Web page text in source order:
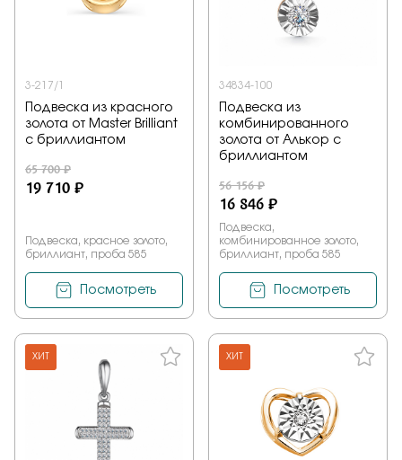
3-217/1
Подвеска из красного
золота от Master Brilliant
с бриллиантом
65 700 ₽
19 710 ₽
Подвеска, красное золото,
бриллиант, проба 585
Посмотреть
34834-100
Подвеска из
комбинированного
золота от Алькор с
бриллиантом
56 156 ₽
16 846 ₽
Подвеска,
комбинированное золото,
бриллиант, проба 585
Посмотреть
ХИТ ХИТ